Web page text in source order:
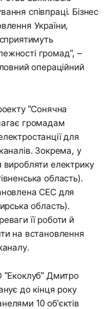
співпраці. Бізнес
України,
громад", –
операційний
"Сонячна
громадам
для
Зокрема, у
електрику
область).
СЕС для
область).
її роботи й
на встановлення
"Екоклуб" Дмитро
до кінця року
10 об’єктів